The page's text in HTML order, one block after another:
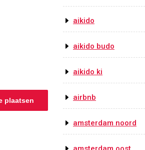
aikido
aikido budo
aikido ki
airbnb
amsterdam noord